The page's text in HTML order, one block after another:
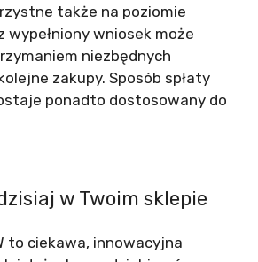
także na poziomie
wypełniony wniosek może
niezbędnych
zakupy. Sposób spłaty
ponadto dostosowany do
w Twoim sklepie
to ciekawa, innowacyjna